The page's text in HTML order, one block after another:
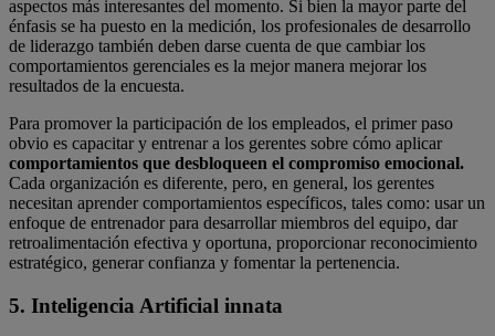
aspectos más interesantes del momento. Si bien la mayor parte del
énfasis se ha puesto en la medición, los profesionales de desarrollo
de liderazgo también deben darse cuenta de que cambiar los
comportamientos gerenciales es la mejor manera mejorar los
resultados de la encuesta.
Para promover la participación de los empleados, el primer paso
obvio es capacitar y entrenar a los gerentes sobre cómo aplicar
comportamientos que desbloqueen el compromiso emocional.
Cada organización es diferente, pero, en general, los gerentes
necesitan aprender comportamientos específicos, tales como: usar un
enfoque de entrenador para desarrollar miembros del equipo, dar
retroalimentación efectiva y oportuna, proporcionar reconocimiento
estratégico, generar confianza y fomentar la pertenencia.
5. Inteligencia Artificial innata